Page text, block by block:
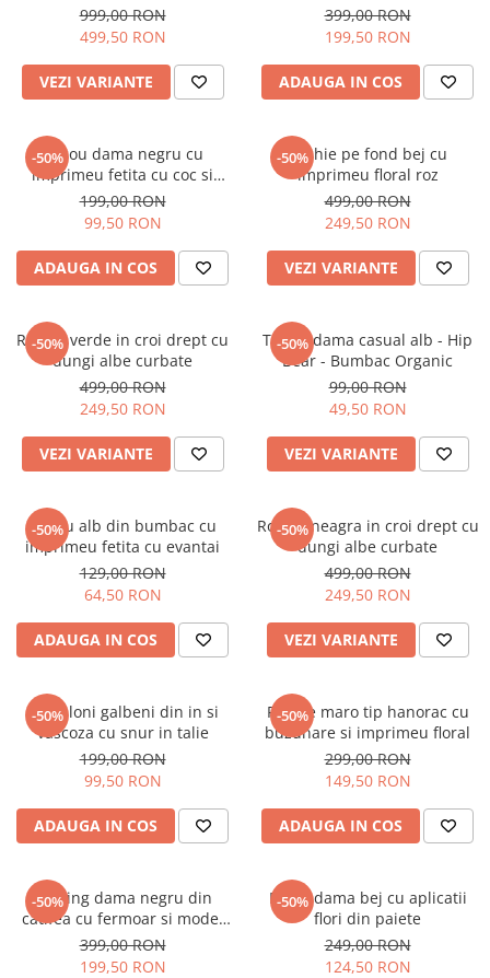
999,00 RON
499,50 RON
VEZI VARIANTE
399,00 RON
199,50 RON
ADAUGA IN COS
-50%
Tricou dama negru cu
imprimeu fetita cu coc si
ochelari albastrii
199,00 RON
99,50 RON
ADAUGA IN COS
-50%
Rochie pe fond bej cu
imprimeu floral roz
499,00 RON
249,50 RON
VEZI VARIANTE
-50%
Rochie verde in croi drept cu
dungi albe curbate
499,00 RON
249,50 RON
VEZI VARIANTE
-50%
Tricou dama casual alb - Hip
Bear - Bumbac Organic
99,00 RON
49,50 RON
VEZI VARIANTE
-50%
Tricou alb din bumbac cu
imprimeu fetita cu evantai
129,00 RON
64,50 RON
ADAUGA IN COS
-50%
Rochie neagra in croi drept cu
dungi albe curbate
499,00 RON
249,50 RON
VEZI VARIANTE
-50%
Pantaloni galbeni din in si
vascoza cu snur in talie
199,00 RON
99,50 RON
ADAUGA IN COS
-50%
Rochie maro tip hanorac cu
buzunare si imprimeu floral
299,00 RON
149,50 RON
ADAUGA IN COS
-50%
Trening dama negru din
catifea cu fermoar si model
pe jacheta
399,00 RON
199,50 RON
-50%
Bluza dama bej cu aplicatii
flori din paiete
249,00 RON
124,50 RON